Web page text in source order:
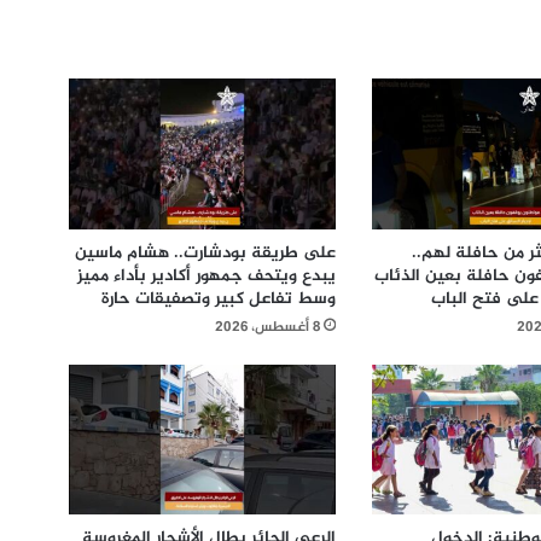
من حافلة لهم..
حافلة بعين الذئاب
على فتح الباب
على طريقة بودشارت.. هشام ماسين
يبدع ويتحف جمهور أكادير بأداء مميز
وسط تفاعل كبير وتصفيقات حارة
8 أغسطس، 2026